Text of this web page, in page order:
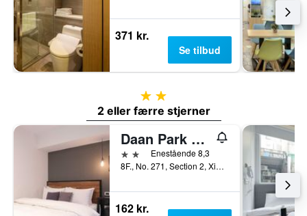
371 kr.
Se tilbud
2 stjerner
2 eller færre stjerner
Daan Park Hotel
2 stjernerEnestående 8,3
8F., No. 271, Section 2, Xinyi Road, Taipei, Taiwan
162 kr.